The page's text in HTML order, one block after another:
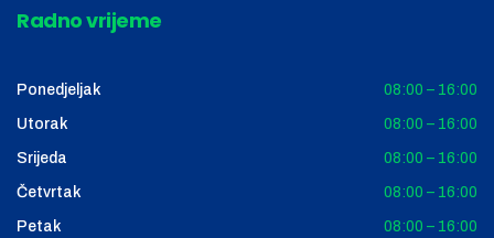
Radno vrijeme
Ponedjeljak 08:00 – 16:00
Utorak 08:00 – 16:00
Srijeda 08:00 – 16:00
Četvrtak 08:00 – 16:00
Petak 08:00 – 16:00